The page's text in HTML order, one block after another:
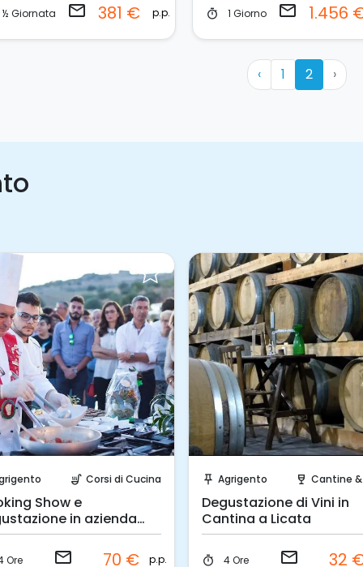
½ Giornata email 381 € p.p. timer 1 Giorno email 1.456
‹ 1 2 ›
soup_kitchen Corsi di Cucina
Show e
in azienda
Ore email 70 € p.p.
push_pin Agrigento wine_bar Cantine &
Degustazione di Vini in
Cantina a Licata
timer 4 Ore email 32